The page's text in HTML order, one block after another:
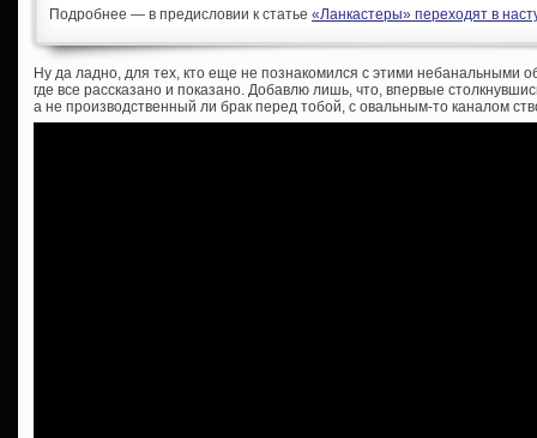
Подробнее — в предисловии к статье «Ланкастеры» переходят в
Ну да ладно, для тех, кто еще не познакомился с этими небанальными
где все рассказано и показано. Добавлю лишь, что, впервые
а не производственный ли брак перед тобой, с овальным-то каналом